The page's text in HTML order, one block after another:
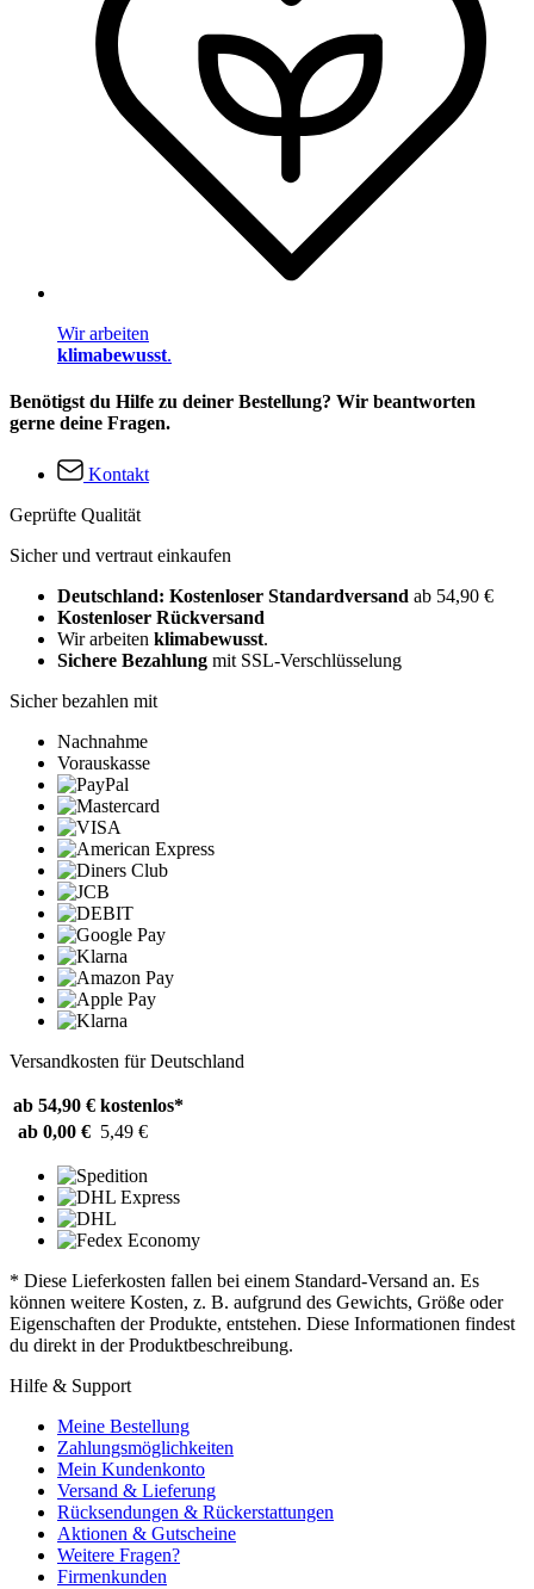
Wir arbeiten
klimabewusst.
Benötigst du Hilfe zu deiner Bestellung? Wir beantworten
gerne deine Fragen.
Kontakt
Geprüfte Qualität
Sicher und vertraut einkaufen
Deutschland: Kostenloser Standardversand ab 54,90 €
Kostenloser Rückversand
Wir arbeiten klimabewusst.
Sichere Bezahlung mit SSL-Verschlüsselung
Sicher bezahlen mit
Nachnahme
Vorauskasse
Versandkosten für Deutschland
ab 54,90 € kostenlos*
ab 0,00 € 5,49 €
* Diese Lieferkosten fallen bei einem Standard-Versand an. Es
können weitere Kosten, z. B. aufgrund des Gewichts, Größe oder
Eigenschaften der Produkte, entstehen. Diese Informationen findest
du direkt in der Produktbeschreibung.
Hilfe & Support
Meine Bestellung
Zahlungsmöglichkeiten
Mein Kundenkonto
Versand & Lieferung
Rücksendungen & Rückerstattungen
Aktionen & Gutscheine
Weitere Fragen?
Firmenkunden